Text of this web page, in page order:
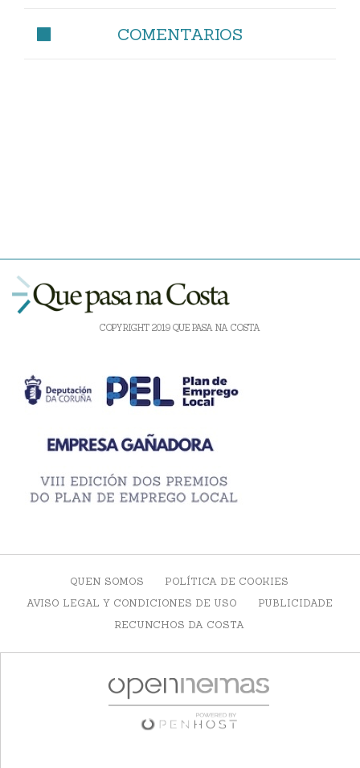
COMENTARIOS
COPYRIGHT 2019 QUE PASA NA COSTA
QUEN SOMOS
POLÍTICA DE COOKIES
AVISO LEGAL Y CONDICIONES DE USO
PUBLICIDADE
RECUNCHOS DA COSTA